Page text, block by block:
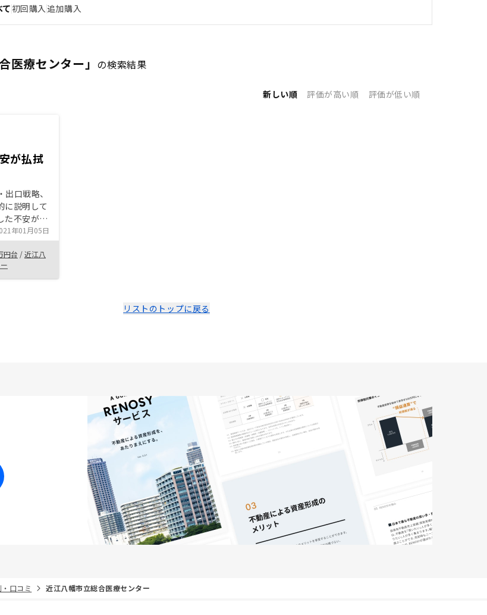
て初回購入 追加購入
医療センター」 の検索結果
新しい順 評価が高い順 評価が低い順
が払拭
口戦略、
に説明して
た不安が払
るのが最も
ないが、そ
えて
した。
相手の理解
年01月05日
円台 /近江八
リストのトップに戻る
口コミ 近江八幡市立総合医療センター